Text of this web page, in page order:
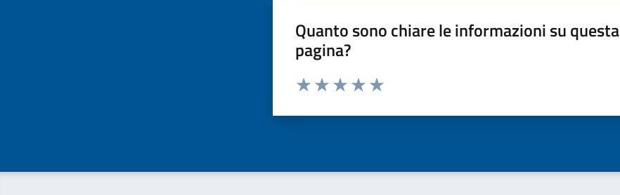
Quanto sono chiare le informazioni su questa
pagina?
Valuta da 1 a 5 stelle la pagina